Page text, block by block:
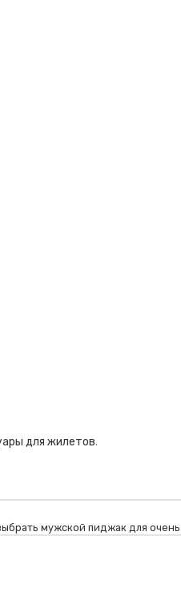
для жилетов.
мужской пиджак для